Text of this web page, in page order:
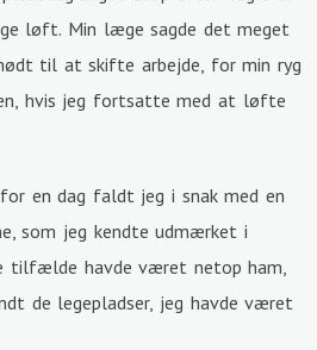
løft. Min læge sagde det meget
til at skifte arbejde, for min ryg
hvis jeg fortsatte med at løfte
en dag faldt jeg i snak med en
som jeg kendte udmærket i
tilfælde havde været netop ham,
de legepladser, jeg havde været